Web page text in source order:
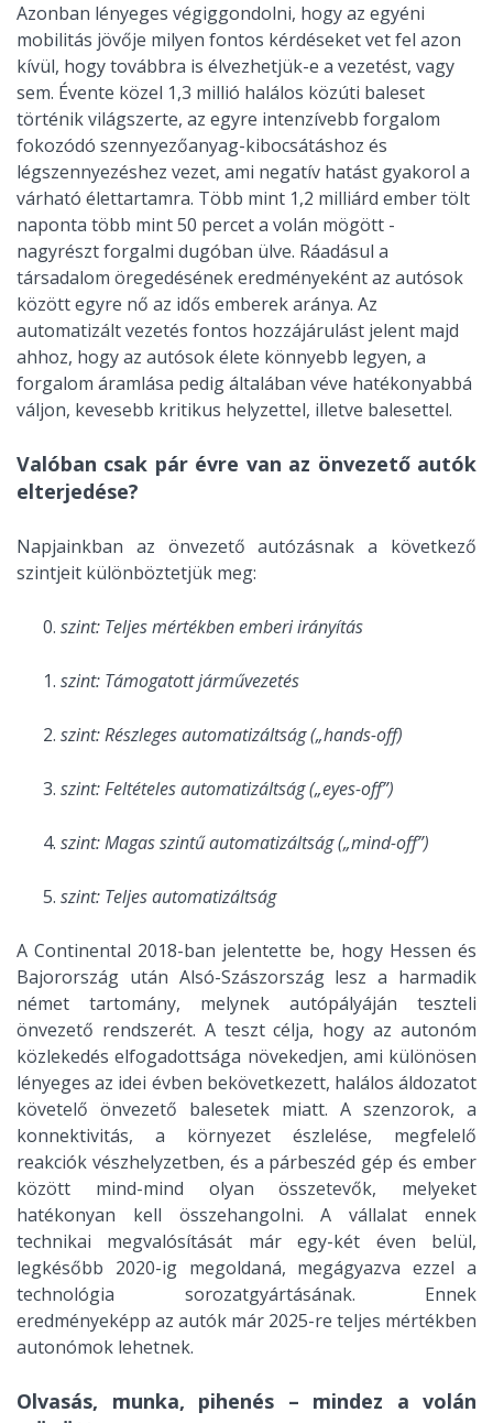
Azonban lényeges végiggondolni, hogy az egyéni
mobilitás jövője milyen fontos kérdéseket vet fel azon
kívül, hogy továbbra is élvezhetjük-e a vezetést, vagy
sem. Évente közel 1,3 millió halálos közúti baleset
történik világszerte, az egyre intenzívebb forgalom
fokozódó szennyezőanyag-kibocsátáshoz és
légszennyezéshez vezet, ami negatív hatást gyakorol a
várható élettartamra. Több mint 1,2 milliárd ember tölt
naponta több mint 50 percet a volán mögött -
nagyrészt forgalmi dugóban ülve. Ráadásul a
társadalom öregedésének eredményeként az autósok
között egyre nő az idős emberek aránya. Az
automatizált vezetés fontos hozzájárulást jelent majd
ahhoz, hogy az autósok élete könnyebb legyen, a
forgalom áramlása pedig általában véve hatékonyabbá
váljon, kevesebb kritikus helyzettel, illetve balesettel.
Valóban csak pár évre van az önvezető autók
elterjedése?
Napjainkban az önvezető autózásnak a következő
szintjeit különböztetjük meg:
szint: Teljes mértékben emberi irányítás
szint: Támogatott járművezetés
szint: Részleges automatizáltság („hands-off)
szint: Feltételes automatizáltság („eyes-off”)
szint: Magas szintű automatizáltság („mind-off”)
szint: Teljes automatizáltság
A Continental 2018-ban jelentette be, hogy Hessen és
Bajorország után Alsó-Szászország lesz a harmadik
német tartomány, melynek autópályáján teszteli
önvezető rendszerét. A teszt célja, hogy az autonóm
közlekedés elfogadottsága növekedjen, ami különösen
lényeges az idei évben bekövetkezett, halálos áldozatot
követelő önvezető balesetek miatt. A szenzorok, a
konnektivitás, a környezet észlelése, megfelelő
reakciók vészhelyzetben, és a párbeszéd gép és ember
között mind-mind olyan összetevők, melyeket
hatékonyan kell összehangolni. A vállalat ennek
technikai megvalósítását már egy-két éven belül,
legkésőbb 2020-ig megoldaná, megágyazva ezzel a
technológia sorozatgyártásának. Ennek
eredményeképp az autók már 2025-re teljes mértékben
autonómok lehetnek.
Olvasás, munka, pihenés – mindez a volán